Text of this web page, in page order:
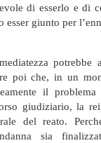
di esserlo e di
esser giunto per
potrebbe
poi che, in un
il problema
giudiziario, la
del reato.
sia